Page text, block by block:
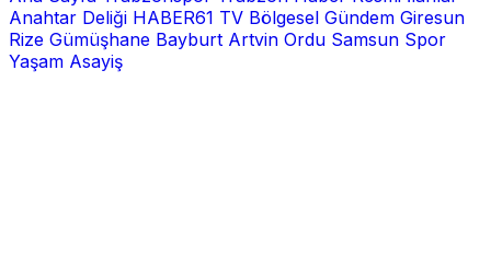
Anahtar Deliği HABER61 TV Bölgesel Gündem Giresun
Rize Gümüşhane Bayburt Artvin Ordu Samsun Spor
Yaşam Asayiş